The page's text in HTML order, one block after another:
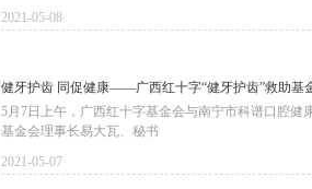
2021-05-08
健牙护齿 同促健康——广西红十字“健牙护齿”救助基
5月7日上午，广西红十字基金会与南宁市科谱口腔
基金会理事长易大瓦、秘书
2021-05-07